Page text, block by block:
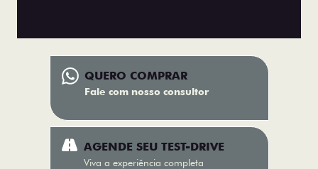
QUERO COMPRAR
Fale com nosso consultor
AGENDE SEU TEST-DRIVE
Viva a experiência completa